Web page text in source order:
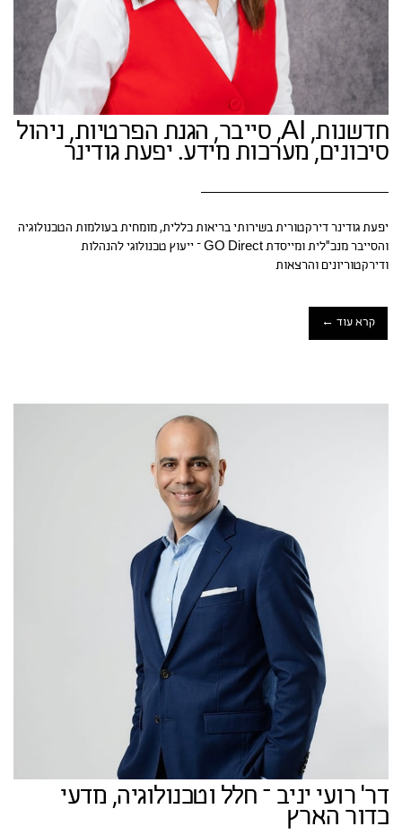
חדשנות, AI, סייבר, הגנת הפרטיות, ניהול
סיכונים, מערכות מידע. יפעת גודינר
יפעת גודינר דירקטורית בשירותי בריאות כללית, מומחית בעולמות הטכנולוגיה
והסייבר מנכ"לית ומייסדת GO Direct – ייעוץ טכנולוגי להנהלות
ודירקטוריונים והרצאות
קרא עוד ←
דר' רועי יניב – חלל וטכנולוגיה, מדעי
כדור הארץ